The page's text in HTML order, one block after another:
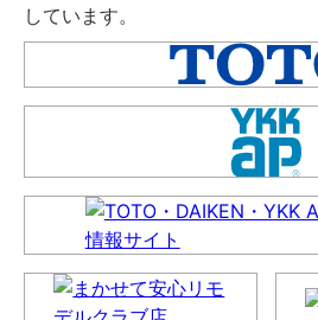
しています。